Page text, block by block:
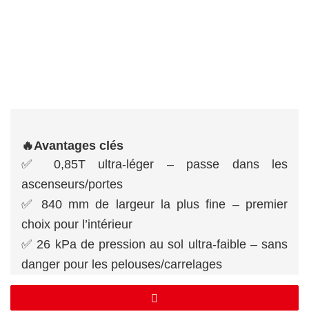
🔥Avantages clés
✅ 0,85T ultra-léger – passe dans les
ascenseurs/portes
✅ 840 mm de largeur la plus fine – premier
choix pour l’intérieur
✅ 26 kPa de pression au sol ultra-faible – sans
danger pour les pelouses/carrelages
✅ 1787 mm de profondeur leader de sa
catégorie – creuse plus profondément que les